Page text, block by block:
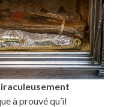
à prouvé qu’il